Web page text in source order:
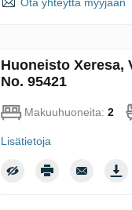
Ota yhteyttä myyjään
Huoneisto Xeresa,
No. 95421
Makuuhuoneita: 2
Lisätietoja